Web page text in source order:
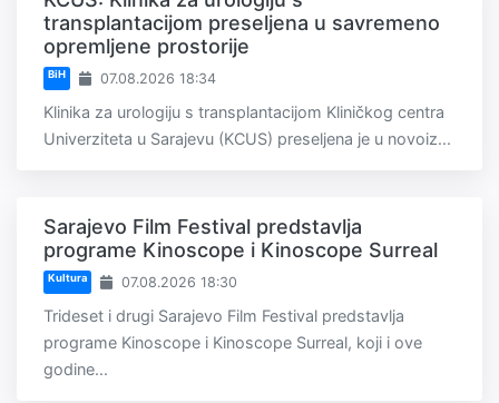
transplantacijom preseljena u savremeno
opremljene prostorije
BiH 07.08.2026 18:34
Klinika za urologiju s transplantacijom Kliničkog centra
Univerziteta u Sarajevu (KCUS) preseljena je u novoiz...
Sarajevo Film Festival predstavlja
programe Kinoscope i Kinoscope Surreal
Kultura 07.08.2026 18:30
Trideset i drugi Sarajevo Film Festival predstavlja
programe Kinoscope i Kinoscope Surreal, koji i ove
godine...